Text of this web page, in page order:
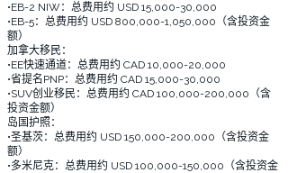
•EB-2 NIW：总费用约 USD 15,000-30,000
•EB-5：总费用约 USD 800,000-1,050,000（含投资金
额）
加拿大移民：
•EE快速通道：总费用约 CAD 10,000-20,000
•省提名PNP：总费用约 CAD 15,000-30,000
•SUV创业移民：总费用约 CAD 100,000-200,000（含
投资金额）
岛国护照：
•圣基茨：总费用约 USD 150,000-200,000（含投资金
额）
•多米尼克：总费用约 USD 100,000-150,000（含投资金